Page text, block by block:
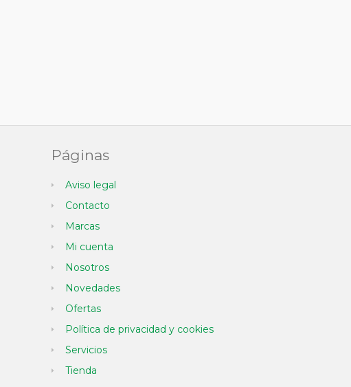
Páginas
Aviso legal
Contacto
Marcas
Mi cuenta
Nosotros
Novedades
Ofertas
Política de privacidad y cookies
Servicios
Tienda